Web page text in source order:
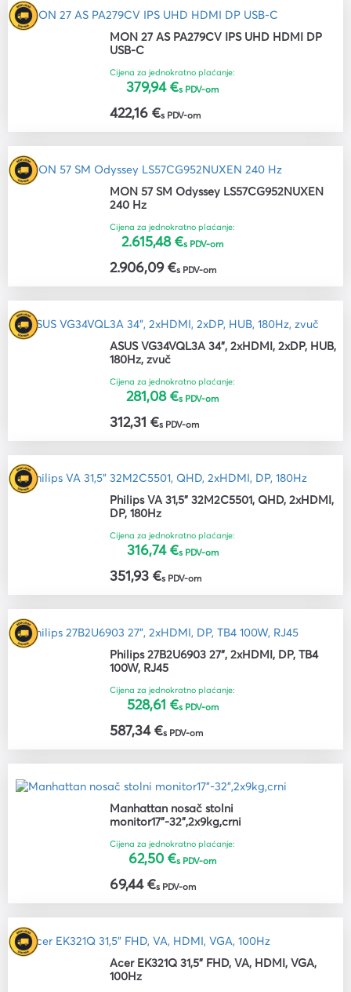
MON 27 AS PA279CV IPS UHD HDMI DP
USB-C
Cijena za jednokratno plaćanje:
379,94 €s PDV-om
422,16 €s PDV-om
MON 57 SM Odyssey LS57CG952NUXEN
240 Hz
Cijena za jednokratno plaćanje:
2.615,48 €s PDV-om
2.906,09 €s PDV-om
ASUS VG34VQL3A 34", 2xHDMI, 2xDP, HUB,
180Hz, zvuč
Cijena za jednokratno plaćanje:
281,08 €s PDV-om
312,31 €s PDV-om
Philips VA 31,5" 32M2C5501, QHD, 2xHDMI,
DP, 180Hz
Cijena za jednokratno plaćanje:
316,74 €s PDV-om
351,93 €s PDV-om
Philips 27B2U6903 27", 2xHDMI, DP, TB4
100W, RJ45
Cijena za jednokratno plaćanje:
528,61 €s PDV-om
587,34 €s PDV-om
Manhattan nosač stolni
monitor17"-32",2x9kg,crni
Cijena za jednokratno plaćanje:
62,50 €s PDV-om
69,44 €s PDV-om
Acer EK321Q 31,5" FHD, VA, HDMI, VGA,
100Hz